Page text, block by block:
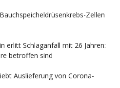
Zellen
erlitt Schlaganfall mit 26 Jahren:
betroffen sind
Auslieferung von Corona-